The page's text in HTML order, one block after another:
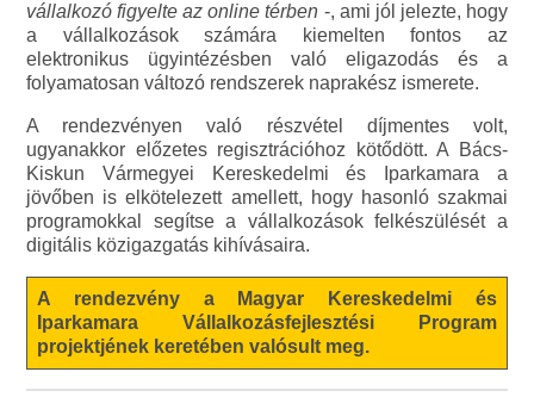
vállalkozó figyelte az online térben -, ami jól jelezte, hogy
a vállalkozások számára kiemelten fontos az
elektronikus ügyintézésben való eligazodás és a
folyamatosan változó rendszerek naprakész ismerete.
A rendezvényen való részvétel díjmentes volt,
ugyanakkor előzetes regisztrációhoz kötődött. A Bács-
Kiskun Vármegyei Kereskedelmi és Iparkamara a
jövőben is elkötelezett amellett, hogy hasonló szakmai
programokkal segítse a vállalkozások felkészülését a
digitális közigazgatás kihívásaira.
A rendezvény a Magyar Kereskedelmi és
Iparkamara Vállalkozásfejlesztési Program
projektjének keretében valósult meg.